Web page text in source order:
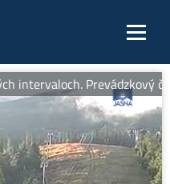
Prevádzkový